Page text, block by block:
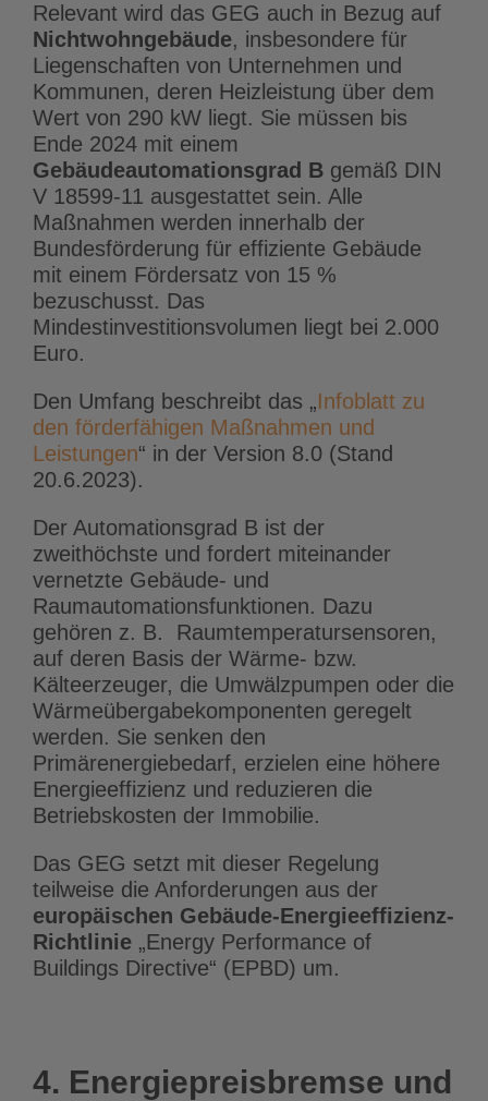
Relevant wird das GEG auch in Bezug auf
Nichtwohngebäude, insbesondere für
Liegenschaften von Unternehmen und
Kommunen, deren Heizleistung über dem
Wert von 290 kW liegt. Sie müssen bis
Ende 2024 mit einem
Gebäudeautomationsgrad Bgemäß DIN
V 18599-11 ausgestattet sein. Alle
Maßnahmen werden innerhalb der
Bundesförderung für effiziente Gebäude
mit einem Fördersatz von 15 %
bezuschusst. Das
Mindestinvestitionsvolumen liegt bei 2.000
Euro.
Den Umfang beschreibt das „Infoblatt zu
den förderfähigen Maßnahmen und
Leistungen“ in der Version 8.0 (Stand
20.6.2023).
Der Automationsgrad B ist der
zweithöchste und fordert miteinander
vernetzte Gebäude- und
Raumautomationsfunktionen. Dazu
gehören z. B. Raumtemperatursensoren,
auf deren Basis der Wärme- bzw.
Kälteerzeuger, die Umwälzpumpen oder die
Wärmeübergabekomponenten geregelt
werden. Sie senken den
Primärenergiebedarf, erzielen eine höhere
Energieeffizienz und reduzieren die
Betriebskosten der Immobilie.
Das GEG setzt mit dieser Regelung
teilweise die Anforderungen aus der
europäischen Gebäude-Energieeffizienz-
Richtlinie„Energy Performance of
Buildings Directive“ (EPBD) um.
4. Energiepreisbremse und